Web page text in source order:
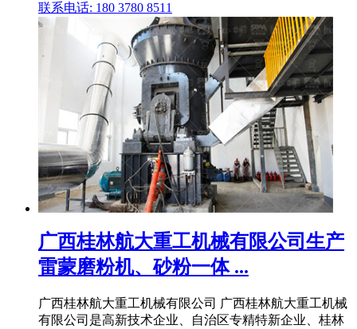
联系电话: 180 3780 8511
广西桂林航大重工机械有限公司生产
雷蒙磨粉机、砂粉一体 ...
广西桂林航大重工机械有限公司 广西桂林航大重工机械
有限公司是高新技术企业、自治区专精特新企业、桂林